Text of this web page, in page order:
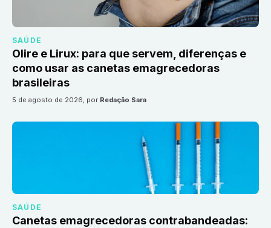
SAÚDE
Olire e Lirux: para que servem, diferenças e
como usar as canetas emagrecedoras
brasileiras
5 de agosto de 2026, por Redação Sara
SAÚDE
Canetas emagrecedoras contrabandeadas: